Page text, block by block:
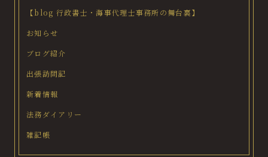
【blog 行政書士・海事代理士事務所の舞台裏】
お知らせ
ブログ紹介
出張訪問記
新着情報
法務ダイアリー
雑記帳